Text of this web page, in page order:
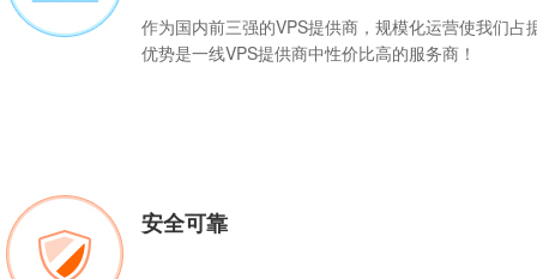
作为国内前三强的VPS提供商，规模化运营使我们占
优势是一线VPS提供商中性价比高的服务商！
安全可靠